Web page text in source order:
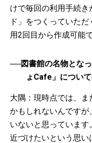
けで毎回の利用手続
ド」をつくっていた
用2回目から作成可能で
──図書館の名物とな
ょCafe」について
大隅：現時点では、
かもしれないんですが
いないと思っていま
近づけたいという思い